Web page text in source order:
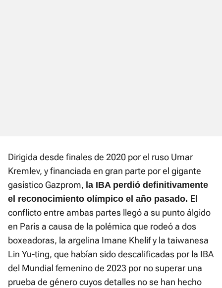
Dirigida desde finales de 2020 por el ruso Umar
Kremlev, y financiada en gran parte por el gigante
gasístico Gazprom, la IBA perdió definitivamente
el reconocimiento olímpico el año pasado. El
conflicto entre ambas partes llegó a su punto álgido
en París a causa de la polémica que rodeó a dos
boxeadoras, la argelina Imane Khelif y la taiwanesa
Lin Yu-ting, que habían sido descalificadas por la IBA
del Mundial femenino de 2023 por no superar una
prueba de género cuyos detalles no se han hecho